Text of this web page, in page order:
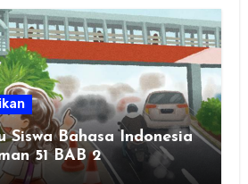
Siswa Bahasa Indonesia
51 BAB 2